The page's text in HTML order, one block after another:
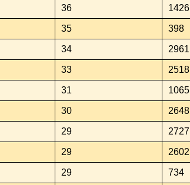
36 1426
35 398
34 2961
33 2518
31 1065
30 2648
29 2727
29 2602
29 734